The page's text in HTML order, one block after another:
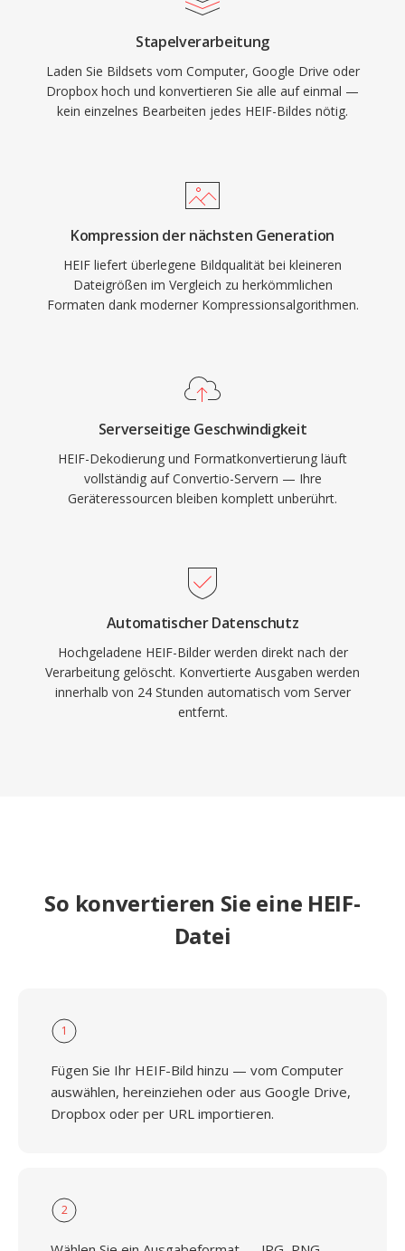
Stapelverarbeitung
Laden Sie Bildsets vom Computer, Google Drive oder
Dropbox hoch und konvertieren Sie alle auf einmal —
kein einzelnes Bearbeiten jedes HEIF-Bildes nötig.
Kompression der nächsten Generation
HEIF liefert überlegene Bildqualität bei kleineren
Dateigrößen im Vergleich zu herkömmlichen
Formaten dank moderner Kompressionsalgorithmen.
Serverseitige Geschwindigkeit
HEIF-Dekodierung und Formatkonvertierung läuft
vollständig auf Convertio-Servern — Ihre
Geräteressourcen bleiben komplett unberührt.
Automatischer Datenschutz
Hochgeladene HEIF-Bilder werden direkt nach der
Verarbeitung gelöscht. Konvertierte Ausgaben werden
innerhalb von 24 Stunden automatisch vom Server
entfernt.
So konvertieren Sie eine HEIF-
Datei
1
Fügen Sie Ihr HEIF-Bild hinzu — vom Computer
auswählen, hereinziehen oder aus Google Drive,
Dropbox oder per URL importieren.
2